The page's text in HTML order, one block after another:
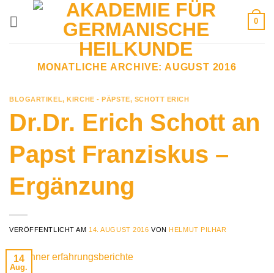
0
MONATLICHE ARCHIVE: AUGUST 2016
BLOGARTIKEL,KIRCHE - PÄPSTE, SCHOTT ERICH
Dr.Dr. Erich Schott an
Papst Franziskus –
Ergänzung
VERÖFFENTLICHT AM 14. AUGUST 2016 VON HELMUT PILHAR
14
Aug.